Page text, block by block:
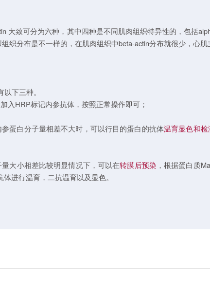
大致可分为六种，其中四种是不同肌肉组织特异性的，包括
织分布是不一样的，在肌肉组织中beta-actin分布就很少，心
下三种。
入HRP标记内参抗体，按照正常操作即可；
蛋白分子量相差不大时，可以行目的蛋白的抗体温育显色和检
大小相差比较明显情况下，可以在转膜后预染 ，根据蛋白质
进行温育，二抗温育以及显色。